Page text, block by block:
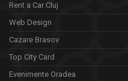
Rent a Car Cluj
Web Design
Cazare Brasov
Top City Card
Evenimente Oradea